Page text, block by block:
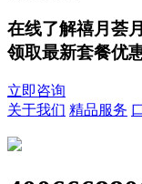
在线了解禧月荟
领取最新套餐优
立即咨询
关于我们 精品服务